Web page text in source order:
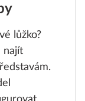
lůžko?
najít